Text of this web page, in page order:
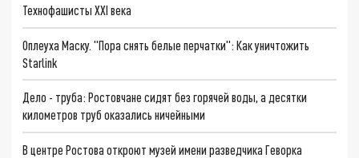
Технофашисты XXI века
Оплеуха Маску. "Пора снять белые перчатки": Как уничтожить
Starlink
Дело - труба: Ростовчане сидят без горячей воды, а десятки
километров труб оказались ничейными
В центре Ростова откроют музей имени разведчика Геворка